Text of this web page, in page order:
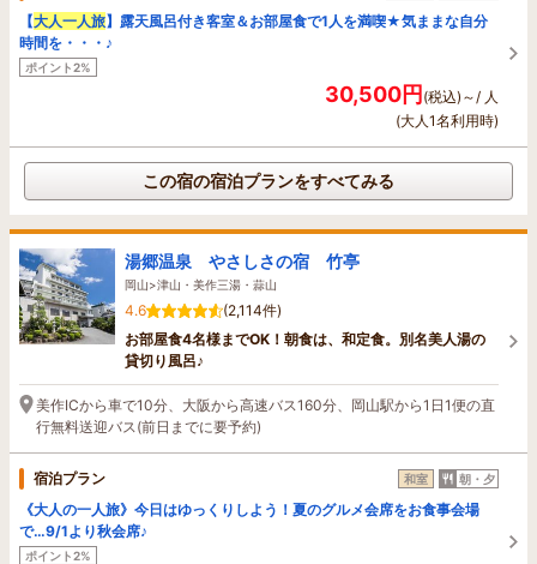
【大人一人旅】露天風呂付き客室＆お部屋食で1人を満喫★気ままな自分
時間を・・・♪
ポイント2%
30,500円(税込)～/ 人
(大人1名利用時)
この宿の宿泊プランをすべてみる
湯郷温泉 やさしさの宿 竹亭
岡山>津山・美作三湯・蒜山
4.6
(2,114件)
お部屋食4名様までOK！朝食は、和定食。別名美人湯の
貸切り風呂♪
美作ICから車で10分、大阪から高速バス160分、岡山駅から1日1便の直
行無料送迎バス(前日までに要予約)
宿泊プラン 和室 朝・夕
《大人の一人旅》今日はゆっくりしよう！夏のグルメ会席をお食事会場
で…9/1より秋会席♪
ポイント2%